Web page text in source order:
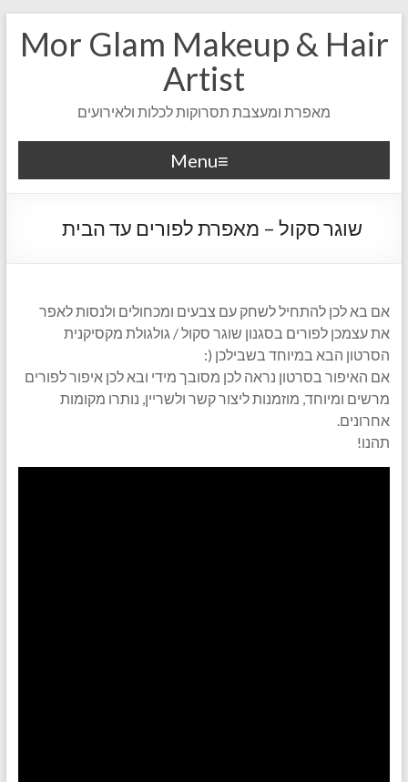
Mor Glam Makeup & Hair
Artist
מאפרת ומעצבת תסרוקות לכלות ולאירועים
Menu
שוגר סקול – מאפרת לפורים עד הבית
אם בא לכן להתחיל לשחק עם צבעים ומכחולים ולנסות לאפר
את עצמכן לפורים בסגנון שוגר סקול / גולגולת מקסיקנית
הסרטון הבא במיוחד בשבילכן (:
אם האיפור בסרטון נראה לכן מסובך מידי ובא לכן איפור לפורים
מרשים ומיוחד, מוזמנות ליצור קשר ולשריין, נותרו מקומות
אחרונים.
תהנו!